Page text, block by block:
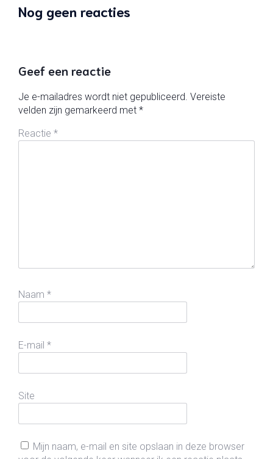
Nog geen reacties
Geef een reactie
Je e-mailadres wordt niet gepubliceerd. Vereiste
velden zijn gemarkeerd met *
Reactie *
Naam *
E-mail *
Site
Mijn naam, e-mail en site opslaan in deze browser